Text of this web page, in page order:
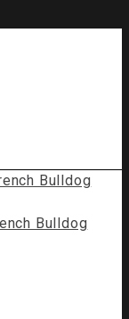
Bulldog
Bulldog